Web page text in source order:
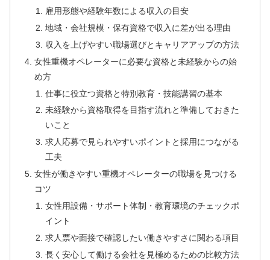
雇用形態や経験年数による収入の目安
地域・会社規模・保有資格で収入に差が出る理由
収入を上げやすい職場選びとキャリアアップの方法
女性重機オペレーターに必要な資格と未経験からの始
め方
仕事に役立つ資格と特別教育・技能講習の基本
未経験から資格取得を目指す流れと準備しておきた
いこと
求人応募で見られやすいポイントと採用につながる
工夫
女性が働きやすい重機オペレーターの職場を見つける
コツ
女性用設備・サポート体制・教育環境のチェックポ
イント
求人票や面接で確認したい働きやすさに関わる項目
長く安心して働ける会社を見極めるための比較方法